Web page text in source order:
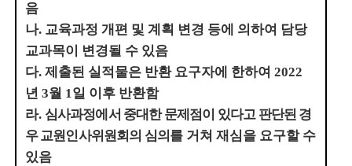
음
나. 교육과정 개편 및 계획 변경 등에 의하여 담당
교과목이 변경될 수 있음
다. 제출된 실적물은 반환 요구자에 한하여 2022
년 3월 1일 이후 반환함
라. 심사과정에서 중대한 문제점이 있다고 판단된 경
우 교원인사위원회의 심의를 거쳐 재심을 요구할 수
있음